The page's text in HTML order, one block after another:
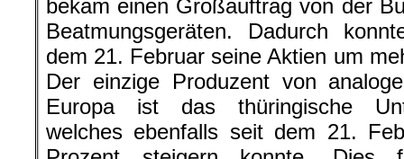
bekam einen Großauftrag von der
Beatmungsgeräten. Dadurch
dem 21. Februar seine Aktien um
Der einzige Produzent von
Europa ist das thüringische
welches ebenfalls seit dem 21.